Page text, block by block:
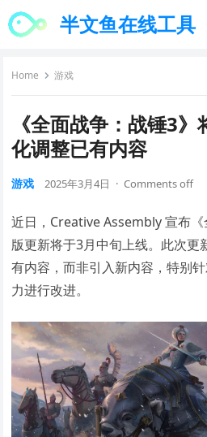
半文鱼在线工具
Home 游戏
《全面战争：战锤3
化调整已有内容
游戏 2025年3月4日 · Comments off
近日，Creative Assembly 宣布
版更新将于3月中旬上线。此次更
有内容，而非引入新内容，特别
力进行改进。